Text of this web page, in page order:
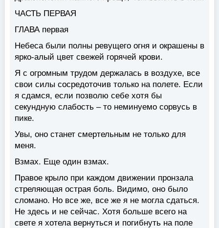
ЧАСТЬ ПЕРВАЯ
ГЛАВА первая
Небеса были полны ревущего огня и окрашены в
ярко-алый цвет свежей горячей крови.
Я с огромным трудом держалась в воздухе, все
свои силы сосредоточив только на полете. Если
я сдамся, если позволю себе хотя бы
секундную слабость – то неминуемо сорвусь в
пике.
Увы, оно станет смертельным не только для
меня.
Взмах. Еще один взмах.
Правое крыло при каждом движении пронзала
стреляющая острая боль. Видимо, оно было
сломано. Но все же, все же я не могла сдаться.
Не здесь и не сейчас. Хотя больше всего на
свете я хотела вернуться и погибнуть на поле